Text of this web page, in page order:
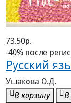
73,50р.
-40% после
Русский
Ушакова О.Д.
В корзину
В